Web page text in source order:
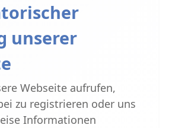
unserer
Webseite aufrufen,
zu registrieren oder uns
Informationen